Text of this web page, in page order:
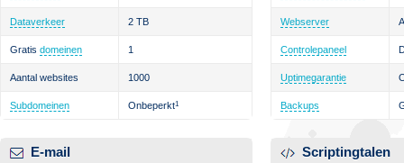
Dataverkeer 2 TB
Gratis domeinen 1
Aantal websites 1000
Subdomeinen Onbeperkt1
E-mail
Webserver
Controlepaneel
Uptimegarantie
Backups
Scriptingtalen